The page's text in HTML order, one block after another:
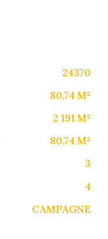
24370
80,74 M²
2 191 M²
80,74 M²
3
4
CAMPAGNE